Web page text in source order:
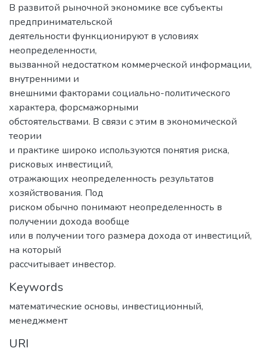
В развитой рыночной экономике все субъекты
предпринимательской
деятельности функционируют в условиях
неопределенности,
вызванной недостатком коммерческой информации,
внутренними и
внешними факторами социально-политического
характера, форсмажорными
обстоятельствами. В связи с этим в экономической
теории
и практике широко используются понятия риска,
рисковых инвестиций,
отражающих неопределенность результатов
хозяйствования. Под
риском обычно понимают неопределенность в
получении дохода вообще
или в получении того размера дохода от инвестиций,
на который
рассчитывает инвестор.
Keywords
математические основы, инвестиционный,
менеджмент
URI